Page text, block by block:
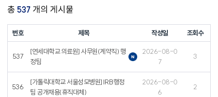
총 537 개의 게시물
번호 제목 작성일 조회수
537
[연세대학교 의료원] 사무원(계약직) 행
정팀
2026-08-0
7
3
536
[가톨릭대학교 서울성모병원] IRB행정
팀 공개채용(휴직대체)
2026-08-0
6
2